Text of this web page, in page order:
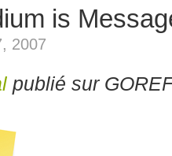
is
2007
publié sur